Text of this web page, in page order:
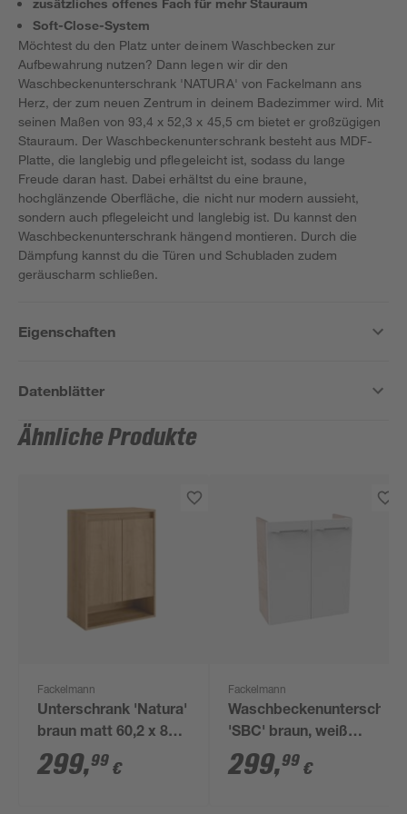
zusätzliches offenes Fach für mehr Stauraum
Soft-Close-System
Möchtest du den Platz unter deinem Waschbecken zur
Aufbewahrung nutzen? Dann legen wir dir den
Waschbeckenunterschrank 'NATURA' von Fackelmann ans
Herz, der zum neuen Zentrum in deinem Badezimmer wird. Mit
seinen Maßen von 93,4 x 52,3 x 45,5 cm bietet er großzügigen
Stauraum. Der Waschbeckenunterschrank besteht aus MDF-
Platte, die langlebig und pflegeleicht ist, sodass du lange
Freude daran hast. Dabei erhältst du eine braune,
hochglänzende Oberfläche, die nicht nur modern aussieht,
sondern auch pflegeleicht und langlebig ist. Du kannst den
Waschbeckenunterschrank hängend montieren. Durch die
Dämpfung kannst du die Türen und Schubladen zudem
geräuscharm schließen.
Eigenschaften
Datenblätter
Ähnliche Produkte
Fackelmann
Unterschrank 'Natura'
braun matt 60,2 x 82,4
x 32 cm
299,99 €
Fackelmann
'SBC' braun, weiß
glänzend 52 x 60 x
24,3 cm
299,99 €